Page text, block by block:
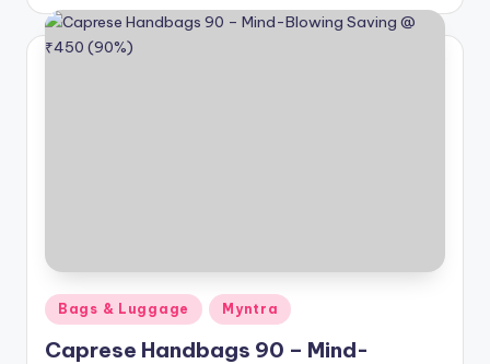
Posted
in
Bags & Luggage Myntra
Caprese Handbags 90 – Mind-